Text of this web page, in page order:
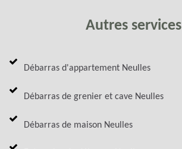
Autres services
Débarras d'appartement Neulles
Débarras de grenier et cave Neulles
Débarras de maison Neulles